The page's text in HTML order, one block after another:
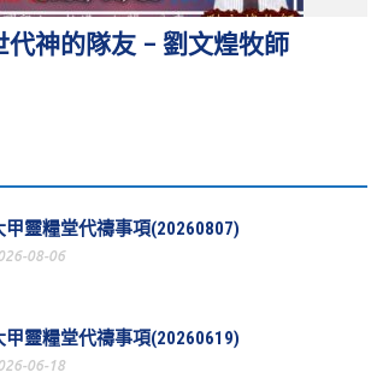
年
年
代神的隊友 – 劉文煌牧師
甲靈糧堂代禱事項(20260807)
08-06
甲靈糧堂代禱事項(20260619)
06-18